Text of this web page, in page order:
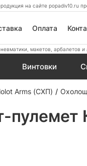
на сайте popadiv10.ru
Оплата
макетов, арбалетов
Винтовки
Arms (СХП)